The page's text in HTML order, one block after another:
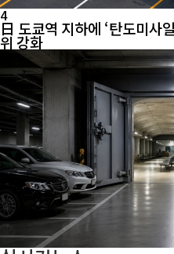
4
日 도쿄역 지하에 ‘탄도미
위 강화